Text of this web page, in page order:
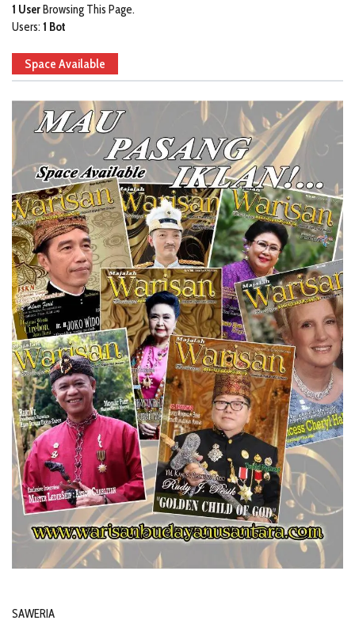
1 UserBrowsing This Page.
Users: 1 Bot
Space Available
SAWERIA